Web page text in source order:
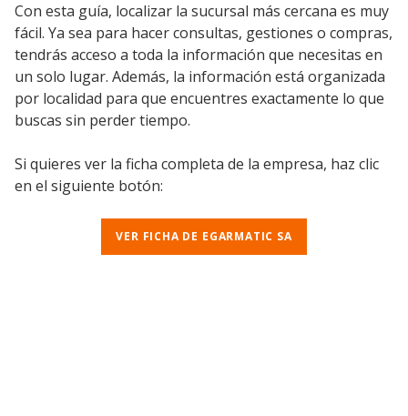
Con esta guía, localizar la sucursal más cercana es muy
fácil. Ya sea para hacer consultas, gestiones o compras,
tendrás acceso a toda la información que necesitas en
un solo lugar. Además, la información está organizada
por localidad para que encuentres exactamente lo que
buscas sin perder tiempo.
Si quieres ver la ficha completa de la empresa, haz clic
en el siguiente botón:
VER FICHA DE EGARMATIC SA